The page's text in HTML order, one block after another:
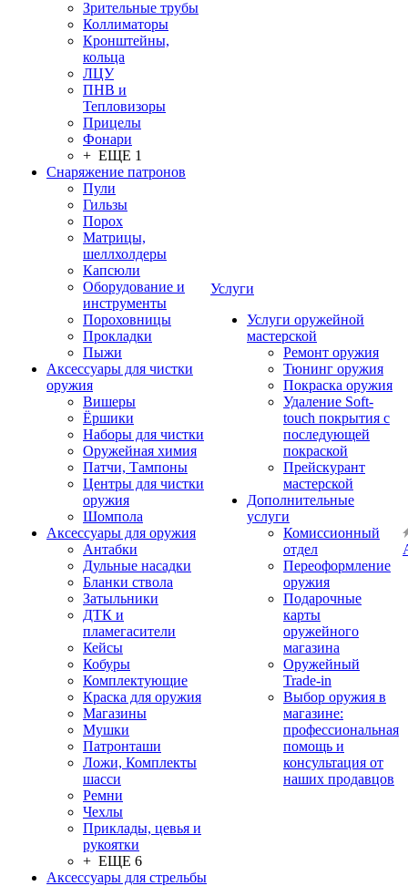
Зрительные трубы
Коллиматоры
Кронштейны,
кольца
ЛЦУ
ПНВ и
Тепловизоры
Прицелы
Фонари
+ ЕЩЕ 1
Снаряжение патронов
Пули
Гильзы
Порох
Матрицы,
шеллхолдеры
Капсюли
Оборудование и
инструменты
Пороховницы
Прокладки
Пыжи
Аксессуары для чистки
оружия
Вишеры
Ёршики
Наборы для чистки
Оружейная химия
Патчи, Тампоны
Центры для чистки
оружия
Шомпола
Аксессуары для оружия
Антабки
Дульные насадки
Бланки ствола
Затыльники
ДТК и
пламегасители
Кейсы
Кобуры
Комплектующие
Краска для оружия
Магазины
Мушки
Патронташи
Ложи, Комплекты
шасси
Ремни
Чехлы
Приклады, цевья и
рукоятки
+ ЕЩЕ 6
Аксессуары для стрельбы
Услуги
Услуги оружейной
мастерской
Ремонт оружия
Тюнинг оружия
Покраска оружия
Удаление Soft-
touch покрытия с
последующей
покраской
Прейскурант
мастерской
Дополнительные
услуги
Комиссионный
отдел
Переоформление
оружия
Подарочные
карты
оружейного
магазина
Оружейный
Trade-in
Выбор оружия в
магазине:
профессиональная
помощь и
консультация от
наших продавцов